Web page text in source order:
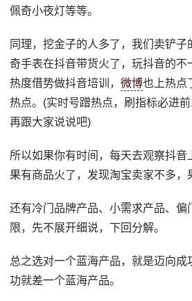
佩奇小夜灯等等。
同理，挖金子的人多了，我们卖铲
奇手表在抖音带货火了，玩抖音的不
热度借势做抖音培训，微博也上热点
热点。(实时号蹭热点，刷指标必进
再跟大家说说吧)
所以如果你有时间，每天去观察抖音
果有商品火了，发现淘宝卖家不多，
还有冷门品牌产品、小需求产品、偏
限，先不展开细说，下回分解。
总之选对一个蓝海产品，就是迈向成
功就差一个蓝海产品。